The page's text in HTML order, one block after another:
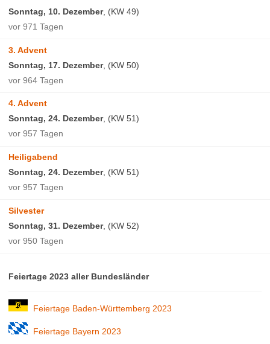
Sonntag, 10. Dezember, (KW 49)
vor 971 Tagen
3. Advent
Sonntag, 17. Dezember, (KW 50)
vor 964 Tagen
4. Advent
Sonntag, 24. Dezember, (KW 51)
vor 957 Tagen
Heiligabend
Sonntag, 24. Dezember, (KW 51)
vor 957 Tagen
Silvester
Sonntag, 31. Dezember, (KW 52)
vor 950 Tagen
Feiertage 2023 aller Bundesländer
Feiertage Baden-Württemberg 2023
Feiertage Bayern 2023